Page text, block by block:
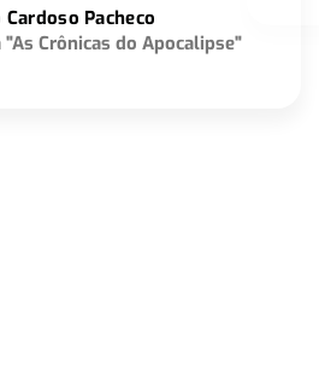
Pacheco
Crônicas do Apocalipse"